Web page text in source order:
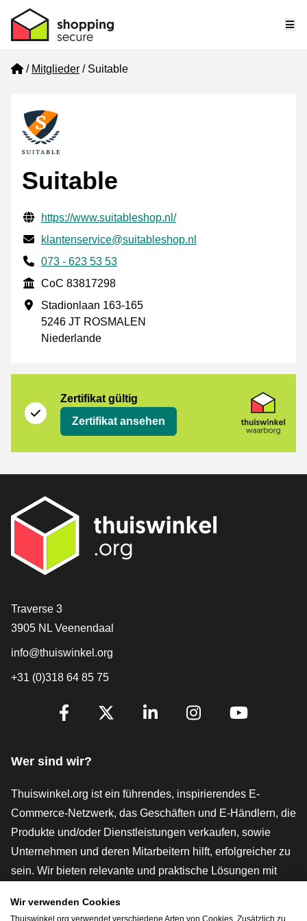
Home
Mitglieder Suitable
Suitable
Geprüfte Kontaktinformationen
Website URL
https://www.suitableshop.nl/
E-mail
klantenservice@suitableshop.nl
Phone number
073 - 623 53 53
CoC
CoC 83817298
Geschäftsadresse
Stadionlaan 163-165
5246 JT ROSMALEN
Niederlande
Zertifikat gültig
Zertifikat ansehen
[_General:Contact]
Traverse 3
3905 NL Veenendaal
info@thuiswinkel.org
+31 (0)318 64 85 75
[_General:SocialMediaTitle]
Wer sind wir?
Thuiswinkel.org ist ein führendes, inspirierendes E-
Commerce-Netzwerk, das Geschäften und E-Händlern, die
Produkte und/oder Dienstleistungen verkaufen, sowie
Unternehmen und deren Mitarbeitern hilft, erfolgreicher zu
sein. Wir bieten relevante und praktische Lösungen mit
rechtlichen Instrumenten und Beratung,
Wir verwenden Cookies
Thuiswinkel.org verwendet verschiedene Arten von Cookies. Zusätzlich zu